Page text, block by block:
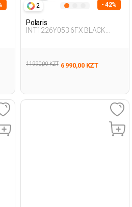
2 - 42%
Polaris
INT1226Y053 6FX BLACK
11 990,00 KZT 6 990,00 KZT